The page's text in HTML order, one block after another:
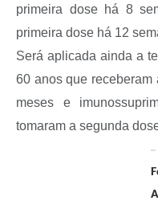
Diário Oficial
primeira dose há 8
primeira dose há 12
Será aplicada ainda a
60 anos que
meses e
tomaram a segunda